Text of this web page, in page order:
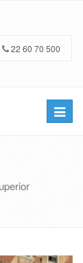
22 60 70 500
Toggle